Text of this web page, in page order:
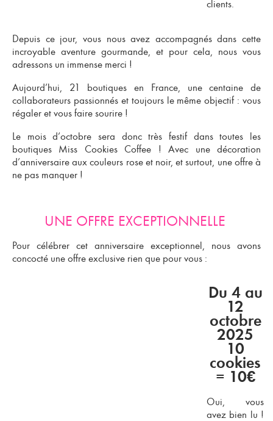
clients.
Depuis ce jour, vous nous avez accompagnés dans cette
incroyable aventure gourmande, et pour cela, nous vous
adressons un immense merci !
Aujourd’hui, 21 boutiques en France, une centaine de
collaborateurs passionnés et toujours le même objectif : vous
régaler et vous faire sourire !
Le mois d’octobre sera donc très festif dans toutes les
boutiques Miss Cookies Coffee ! Avec une décoration
d’anniversaire aux couleurs rose et noir, et surtout, une offre à
ne pas manquer !
UNE OFFRE EXCEPTIONNELLE
Pour célébrer cet anniversaire exceptionnel, nous avons
concocté une offre exclusive rien que pour vous :
Du 4 au
12
octobre
2025
10
cookies
= 10€
Oui, vous
avez bien lu !